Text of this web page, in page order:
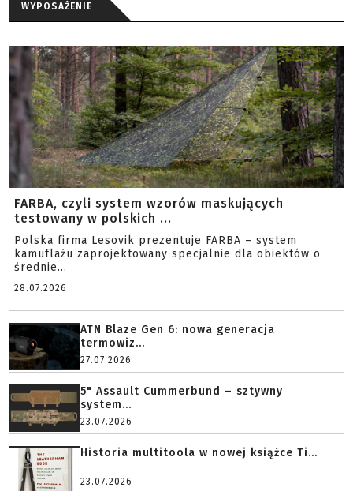
WYPOSAŻENIE
FARBA, czyli system wzorów maskujących
testowany w polskich ...
Polska firma Lesovik prezentuje FARBA – system
kamuflażu zaprojektowany specjalnie dla obiektów o
średnie...
28.07.2026
ATN Blaze Gen 6: nowa generacja
termowiz...
27.07.2026
5" Assault Cummerbund – sztywny
system...
23.07.2026
Historia multitoola w nowej książce Ti...
23.07.2026